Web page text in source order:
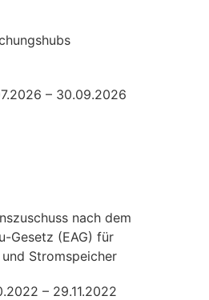
– 30.09.2026
nach dem
Gesetz (EAG) für
Stromspeicher
– 29.11.2022